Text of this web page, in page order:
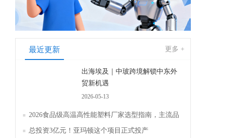
最近更新 更多 +
出海埃及｜中玻跨境解锁中东外
贸新机遇
2026-05-13
2026食品级高温高性能塑料厂家选型指南，主流品
牌全面解析评测
总投资3亿元！亚玛顿这个项目正式投产